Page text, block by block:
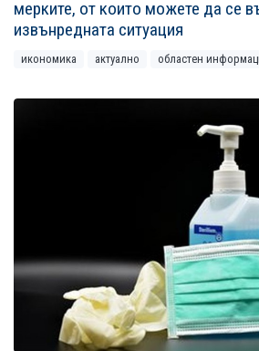
мерките, от които можете да се
извънредната ситуация
икономика актуално областен